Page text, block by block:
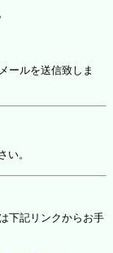
ールを送信致しま
い。
下記リンクからお手